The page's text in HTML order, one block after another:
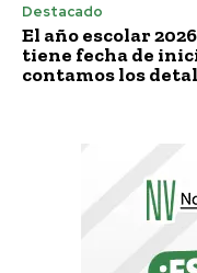
Destacado
El año escolar
tiene fecha de
contamos los